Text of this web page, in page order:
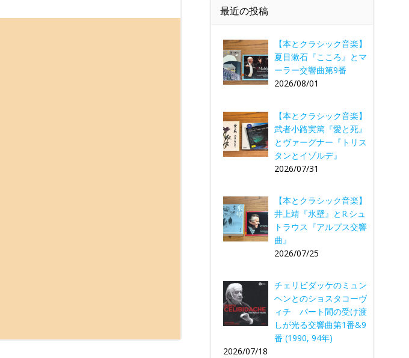
最近の投稿
【本とクラシック音楽】
夏目漱石『こころ』とマ
ーラー交響曲第9番
2026/08/01
【本とクラシック音楽】
武者小路実篤『愛と死』
とヴァーグナー『トリス
タンとイゾルデ』
2026/07/31
【本とクラシック音楽】
井上靖『氷壁』とR.シュ
トラウス『アルプス交響
曲』
2026/07/25
チェリビダッケのミュン
ヘンとのショスタコーヴ
ィチ パート間の受け渡
しが光る交響曲第1番&9
番 (1990, 94年)
2026/07/18